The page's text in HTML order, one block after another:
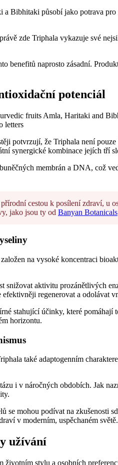
Bibhitaki působí jako potrava
zde Triphala vykazuje své
benefitů naprosto zásadní.
potenciál
potvrzují, že Triphala není
synergické kombinace jejích tří
membrán a DNA, což
cestou k posílení zdraví, u
jako jsou ty od Banyan Botanicals
na vysoké koncentraci
snižovat aktivitu prozánětlivých
regenerovat a odolávat
stahující účinky, které
horizontu.
také adaptogenním
i v náročných obdobích. Jak
se mohou podívat na zkušenosti
v moderním, uspěchaném světě.
užívání
životním stylu a osobních